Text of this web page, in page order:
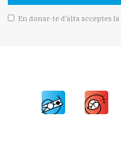
En donar-te d'alta acceptes la